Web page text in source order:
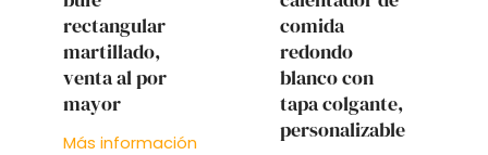
rectangular
martillado,
venta al por
mayor
Más información
comida
redondo
blanco con
tapa colgante,
personalizable